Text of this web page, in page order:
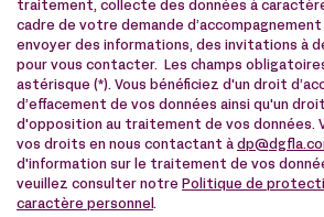
traitement, collecte des données à
cadre de votre demande d’accompagnement
envoyer des informations, des invitations à
pour vous contacter. Les champs
astérisque (*). Vous bénéficiez d'un droit
d’effacement de vos données ainsi qu'un
d'opposition au traitement de vos données.
vos droits en nous contactant à
d'information sur le traitement de vos
veuillez consulter notre Politique de
caractère personnel .